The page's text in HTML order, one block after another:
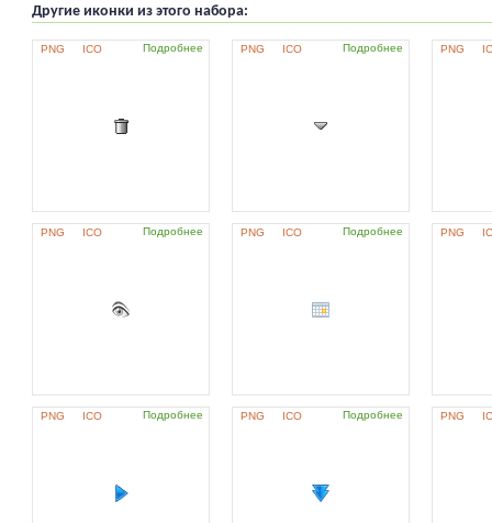
Другие иконки из этого набора:
PNG ICO Подробнее PNG ICO Подробнее PNG
PNG ICO Подробнее PNG ICO Подробнее PNG
PNG ICO Подробнее PNG ICO Подробнее PNG